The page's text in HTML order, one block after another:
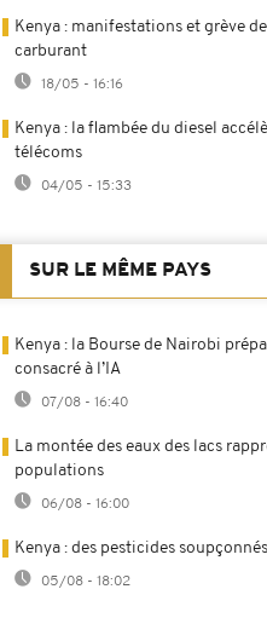
Kenya : manifestations et grève
carburant
18/05 - 16:16
Kenya : la flambée du diesel
télécoms
04/05 - 15:33
SUR LE MÊME PAYS
Kenya : la Bourse de Nairobi
consacré à l’IA
07/08 - 16:40
La montée des eaux des lacs
populations
06/08 - 16:00
Kenya : des pesticides
05/08 - 18:02